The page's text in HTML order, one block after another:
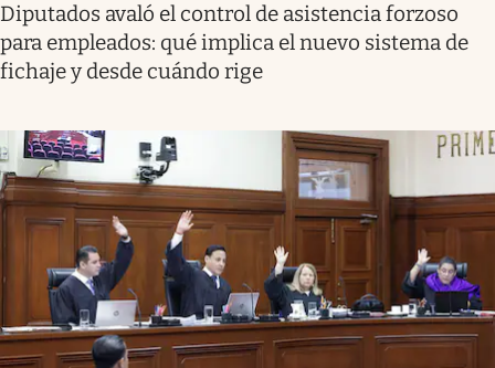
Diputados avaló el control de asistencia forzoso
para empleados: qué implica el nuevo sistema de
fichaje y desde cuándo rige